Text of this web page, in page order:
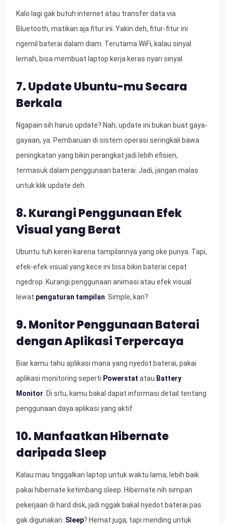
Kalo lagi gak butuh internet atau transfer data via
Bluetooth, matikan aja fitur ini. Yakin deh, fitur-fitur ini
ngemil baterai dalam diam. Terutama WiFi, kalau sinyal
lemah, bisa membuat laptop kerja keras nyari sinyal.
7. Update Ubuntu-mu Secara
Berkala
Ngapain sih harus update? Nah, update ini bukan buat gaya-
gayaan, ya. Pembaruan di sistem operasi seringkali bawa
peningkatan yang bikin perangkat jadi lebih efisien,
termasuk dalam penggunaan baterai. Jadi, jangan malas
untuk klik update deh.
8. Kurangi Penggunaan Efek
Visual yang Berat
Ubuntu tuh keren karena tampilannya yang oke punya. Tapi,
efek-efek visual yang kece ini bisa bikin baterai cepat
ngedrop. Kurangi penggunaan animasi atau efek visual
lewat pengaturan tampilan . Simple, kan?
9. Monitor Penggunaan Baterai
dengan Aplikasi Terpercaya
Biar kamu tahu aplikasi mana yang nyedot baterai, pakai
aplikasi monitoring seperti Powerstat atau Battery
Monitor . Di situ, kamu bakal dapat informasi detail tentang
penggunaan daya aplikasi yang aktif.
10. Manfaatkan Hibernate
daripada Sleep
Kalau mau tinggalkan laptop untuk waktu lama, lebih baik
pakai hibernate ketimbang sleep. Hibernate nih simpan
pekerjaan di hard disk, jadi nggak bakal nyedot baterai pas
gak digunakan. Sleep? Hemat juga, tapi mending untuk